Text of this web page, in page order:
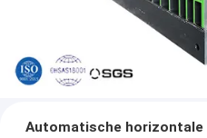
Automatische horizontale